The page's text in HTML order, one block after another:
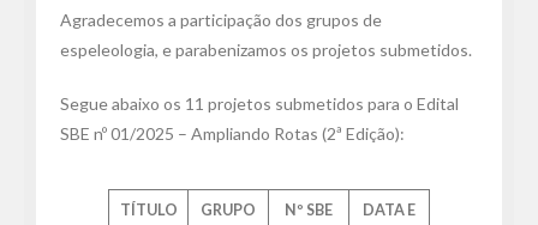
Agradecemos a participação dos grupos de
espeleologia, e parabenizamos os projetos submetidos.
Segue abaixo os 11 projetos submetidos para o Edital
SBE nº 01/2025 – Ampliando Rotas (2ª Edição):
TÍTULO
GRUPO
Nº SBE
DATA E